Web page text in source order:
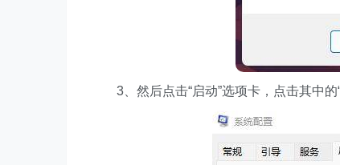
3、然后点击“启动”选项卡，点击其中的“